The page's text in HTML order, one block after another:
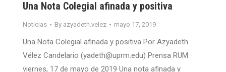
Una Nota Colegial afinada y positiva
Noticias By azyadeth.velez mayo 17, 2019
Una Nota Colegial afinada y positiva Por Azyadeth
Vélez Candelario (yadeth@uprm.edu) Prensa RUM
viernes, 17 de mayo de 2019 Una nota afinada y